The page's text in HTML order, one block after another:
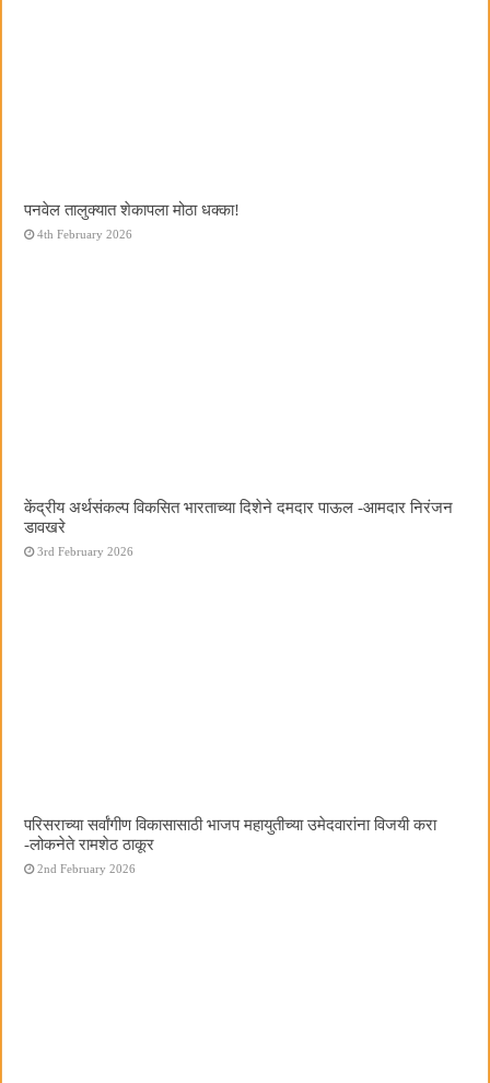
पनवेल तालुक्यात शेकापला मोठा धक्का!
4th February 2026
केंद्रीय अर्थसंकल्प विकसित भारताच्या दिशेने दमदार पाऊल -आमदार निरंजन
डावखरे
3rd February 2026
परिसराच्या सर्वांगीण विकासासाठी भाजप महायुतीच्या उमेदवारांना विजयी करा
-लोकनेते रामशेठ ठाकूर
2nd February 2026